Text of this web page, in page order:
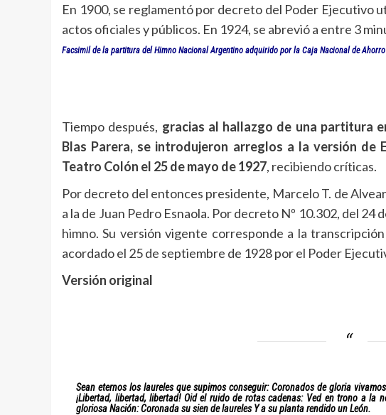
En 1900, se reglamentó por decreto del Poder Ejecutivo
actos oficiales y públicos. En 1924, se abrevió a entre 3
Facsimil de la partitura del Himno Nacional Argentino adquirido por la Caja Nacional de
Tiempo después, gracias al hallazgo de una partitura
Blas Parera, se introdujeron arreglos a la versión de
Teatro Colón el 25 de mayo de 1927, recibiendo críticas.
Por decreto del entonces presidente, Marcelo T. de
a la de Juan Pedro Esnaola. Por decreto Nº 10.302, del 24
himno. Su versión vigente corresponde a la
acordado el 25 de septiembre de 1928 por el Poder
Versión original
Sean eternos los laureles que supimos conseguir: Coronados de gloria
¡Libertad, libertad, libertad! Oid el ruido de rotas cadenas: Ved en trono a
gloriosa Nación: Coronada su sien de laureles Y a su planta rendido un León.